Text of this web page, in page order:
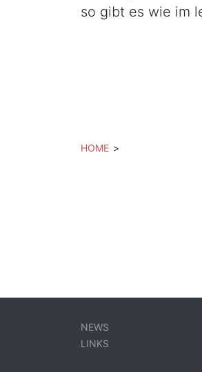
so gibt es wie im
HOME >
NEWS
LINKS